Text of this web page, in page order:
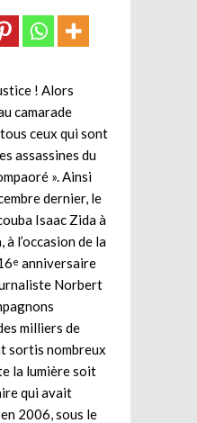
! Alors
camarade
ceux qui sont
assassines du
». Ainsi
dernier, le
Isaac Zida à
l’occasion de la
e anniversaire
Norbert
milliers de
sortis nombreux
la lumière soit
qui avait
2006, sous le